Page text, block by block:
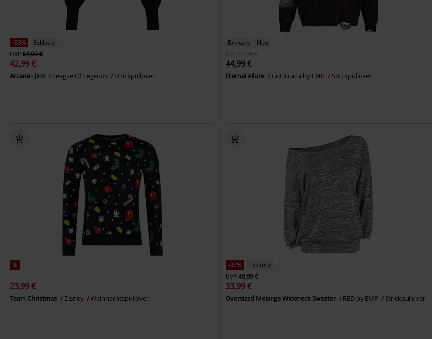
-33%
Exklusiv
UVP64,99 €
42,99 €
Arcane - Jinx League Of Legends Strickpullover
Exklusiv
Neu
UVP
54,99 €
44,99 €
Eternal Allure Gothicana by EMP Strickpullover
%
23,99 €
Team Christmas Disney Weihnachtspullover
-32%
Exklusiv
UVP49,99 €
33,99 €
Oversized Melange Wideneck Sweater RED by EMP Strickpullover